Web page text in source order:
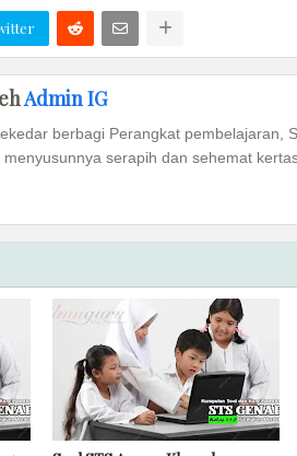
Admin IG
berbagi Perangkat pembelajaran,
serapih dan sehemat